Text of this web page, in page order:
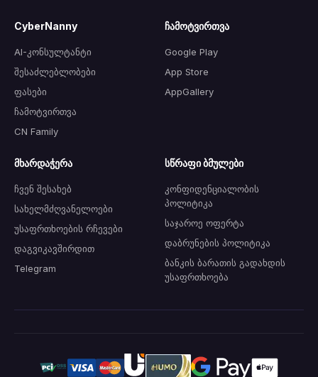
CyberNanny
AI-კონსულტანტი
შესაძლებლობები
ფასები
ჩამოტვირთვა
CN Family
ჩამოტვირთვა
Google Play
App Store
AppGallery
მხარდაჭერა
ჩვენ შესახებ
სახელმძღვანელოები
უსაფრთხოების რჩევები
დაგვიკავშირდით
Telegram
სწრაფი ბმულები
კონფიდენციალობის
პოლიტიკა
საჯაროე ოფერტა
დაბრუნების პოლიტიკა
ბანკის ბარათის გადახდის
უსაფრთხოება